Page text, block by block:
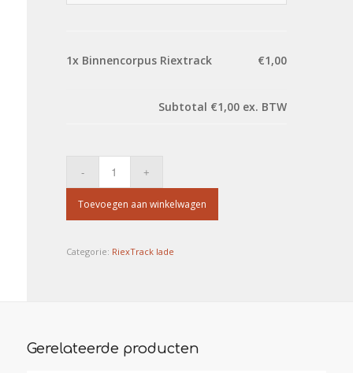
1x Binnencorpus Riextrack €1,00
Subtotal €1,00 ex. BTW
Toevoegen aan winkelwagen
Categorie: RiexTrack lade
Gerelateerde producten